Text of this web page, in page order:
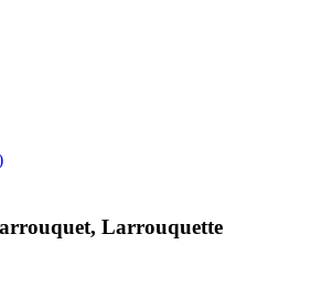
Larrouquette